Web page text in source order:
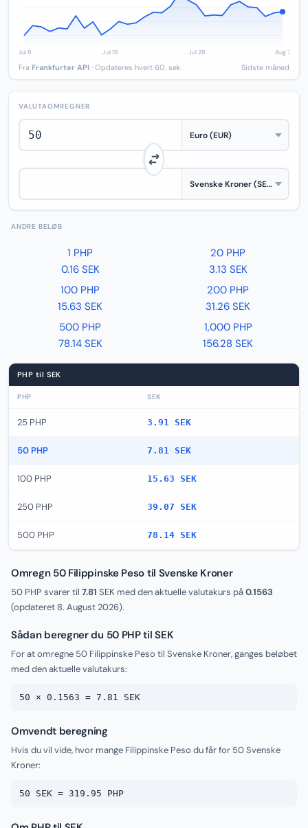
Fra Frankfurter API · Opdateres hvert 60. sek. Sidste måned
VALUTAOMREGNER
ANDRE BELØB
1 PHP
0.16 SEK
20 PHP
3.13 SEK
100 PHP
15.63 SEK
200 PHP
31.26 SEK
500 PHP
78.14 SEK
1,000 PHP
156.28 SEK
PHP til SEK
PHP SEK
25 PHP 3.91 SEK
50 PHP 7.81 SEK
100 PHP 15.63 SEK
250 PHP 39.07 SEK
500 PHP 78.14 SEK
Omregn 50 Filippinske Peso til Svenske Kroner
50 PHP svarer til 7.81 SEK med den aktuelle valutakurs på0.1563
(opdateret 8. August 2026).
Sådan beregner du 50 PHP til SEK
For at omregne 50 Filippinske Peso til Svenske Kroner, ganges beløbet
med den aktuelle valutakurs:
50 × 0.1563 = 7.81 SEK
Omvendt beregning
Hvis du vil vide, hvor mange Filippinske Peso du får for 50 Svenske
Kroner:
50 SEK = 319.95 PHP